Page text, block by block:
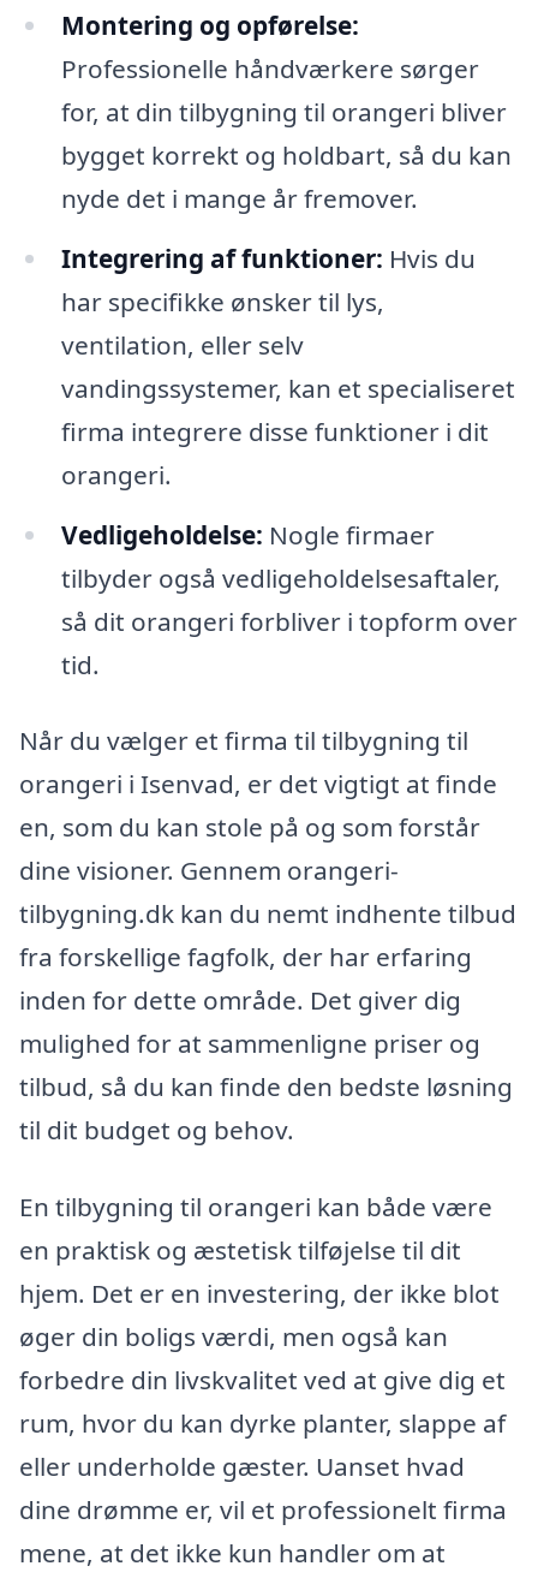
Montering og opførelse:
Professionelle håndværkere sørger
for, at din tilbygning til orangeri bliver
bygget korrekt og holdbart, så du kan
nyde det i mange år fremover.
Integrering af funktioner: Hvis du
har specifikke ønsker til lys,
ventilation, eller selv
vandingssystemer, kan et specialiseret
firma integrere disse funktioner i dit
orangeri.
Vedligeholdelse: Nogle firmaer
tilbyder også vedligeholdelsesaftaler,
så dit orangeri forbliver i topform over
tid.
Når du vælger et firma til tilbygning til
orangeri i Isenvad, er det vigtigt at finde
en, som du kan stole på og som forstår
dine visioner. Gennem orangeri-
tilbygning.dk kan du nemt indhente tilbud
fra forskellige fagfolk, der har erfaring
inden for dette område. Det giver dig
mulighed for at sammenligne priser og
tilbud, så du kan finde den bedste løsning
til dit budget og behov.
En tilbygning til orangeri kan både være
en praktisk og æstetisk tilføjelse til dit
hjem. Det er en investering, der ikke blot
øger din boligs værdi, men også kan
forbedre din livskvalitet ved at give dig et
rum, hvor du kan dyrke planter, slappe af
eller underholde gæster. Uanset hvad
dine drømme er, vil et professionelt firma
mene, at det ikke kun handler om at